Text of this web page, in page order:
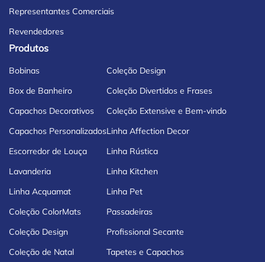
Representantes Comerciais
Revendedores
Produtos
Bobinas
Box de Banheiro
Capachos Decorativos
Capachos Personalizados
Escorredor de Louça
Lavanderia
Linha Acquamat
Coleção ColorMats
Coleção Design
Coleção de Natal
Coleção Design
Coleção Divertidos e Frases
Coleção Extensive e Bem-vindo
Linha Affection Decor
Linha Rústica
Linha Kitchen
Linha Pet
Passadeiras
Profissional Secante
Tapetes e Capachos